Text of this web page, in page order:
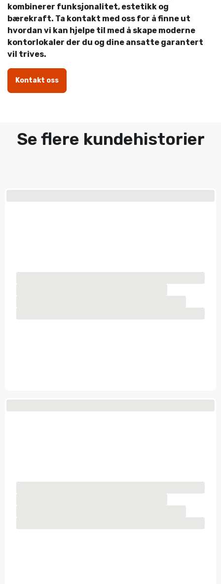
kombinerer funksjonalitet, estetikk og
bærekraft. Ta kontakt med oss for å finne ut
hvordan vi kan hjelpe til med å skape moderne
kontorlokaler der du og dine ansatte garantert
vil trives.
Kontakt oss
Se flere kundehistorier